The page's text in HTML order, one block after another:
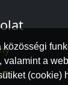
közösségi
valamint a
(cookie)